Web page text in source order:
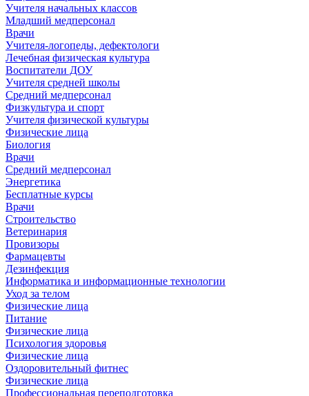
Учителя начальных классов
Младший медперсонал
Врачи
Учителя-логопеды, дефектологи
Лечебная физическая культура
Воспитатели ДОУ
Учителя средней школы
Средний медперсонал
Физкультура и спорт
Учителя физической культуры
Физические лица
Биология
Врачи
Средний медперсонал
Энергетика
Бесплатные курсы
Врачи
Строительство
Ветеринария
Провизоры
Фармацевты
Дезинфекция
Информатика и информационные технологии
Уход за телом
Физические лица
Питание
Физические лица
Психология здоровья
Физические лица
Оздоровительный фитнес
Физические лица
Профессиональная переподготовка